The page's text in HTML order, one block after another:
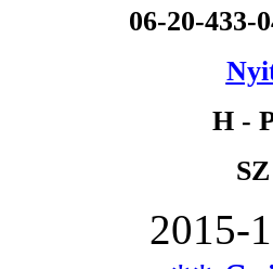
06-20-
H -
2015-